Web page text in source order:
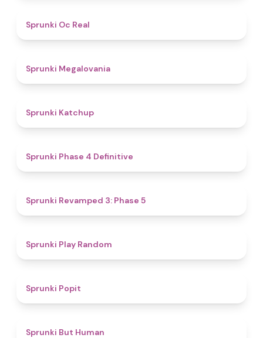
Sprunki Oc Real
Sprunki Megalovania
Sprunki Katchup
Sprunki Phase 4 Definitive
Sprunki Revamped 3: Phase 5
Sprunki Play Random
Sprunki Popit
Sprunki But Human